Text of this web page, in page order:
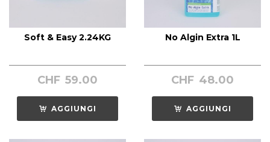
Soft & Easy 2.24KG
CHF 59.00
AGGIUNGI
No Algin Extra 1L
CHF 48.00
AGGIUNGI